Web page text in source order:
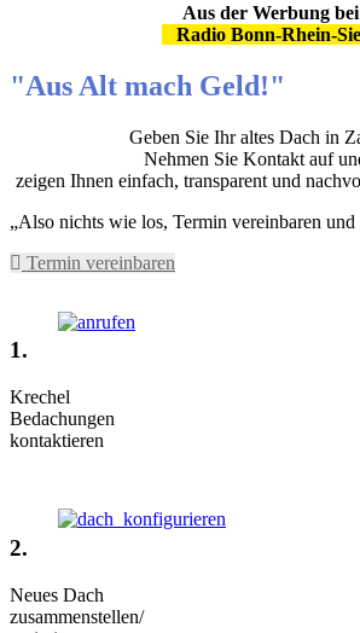
Aus der Werbung bei
Radio Bonn-Rhein-
"Aus Alt mach Geld!"
Geben Sie Ihr altes Dach in
Nehmen Sie Kontakt auf
zeigen Ihnen einfach, transparent und
„Also nichts wie los, Termin vereinbaren und
Termin vereinbaren
1.
Krechel
Bedachungen
kontaktieren
2.
Neues Dach
zusammenstellen/